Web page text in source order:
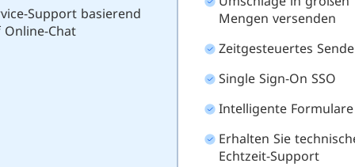
Support basierend
Online-Chat
Mengen versenden
Zeitgesteuertes
Single Sign-On SSO
Intelligente Formulare
Erhalten Sie
Echtzeit-Support